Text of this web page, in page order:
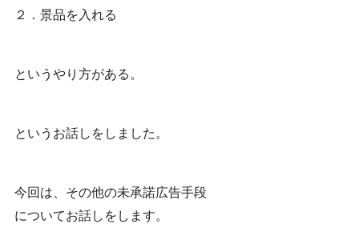
２．景品を入れる
というやり方がある。
というお話しをしました。
今回は、その他の未承諾広告手段
についてお話しをします。